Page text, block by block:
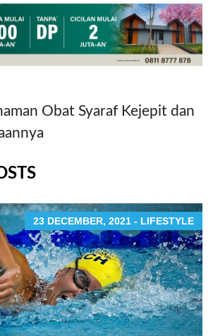
Obat Syaraf Kejepit dan
23 DECEMBER, 2021 - LIFESTYLE